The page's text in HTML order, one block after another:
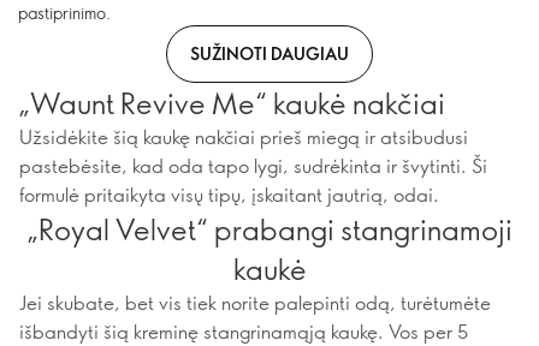
pastiprinimo.
SUŽINOTI DAUGIAU
„Waunt Revive Me“ kaukė nakčiai
Užsidėkite šią kaukę nakčiai prieš miegą ir atsibudusi
pastebėsite, kad oda tapo lygi, sudrėkinta ir švytinti. Ši
formulė pritaikyta visų tipų, įskaitant jautrią, odai.
„Royal Velvet“ prabangi stangrinamoji
kaukė
Jei skubate, bet vis tiek norite palepinti odą, turėtumėte
išbandyti šią kreminę stangrinamąją kaukę. Vos per 5